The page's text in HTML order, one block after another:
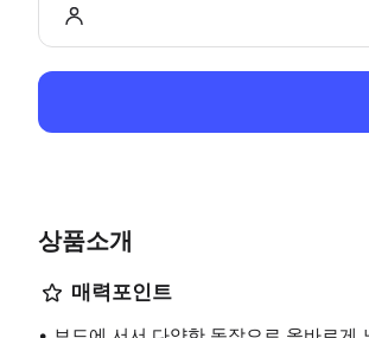
상품소개
매력포인트